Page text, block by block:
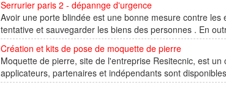
Serrurier paris 2 - dépannge d'urgence
Avoir une porte blindée est une bonne mesure contre
tentative et sauvegarder les biens des personnes . En
Création et kits de pose de moquette de pierre
Moquette de pierre, site de l'entreprise Resitecnic, est
applicateurs, partenaires et indépendants sont